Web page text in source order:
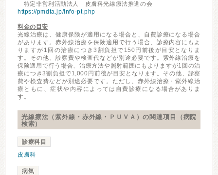
特定非営利活動法人 皮膚科光線療法推進の会
https://pmdta.jp/info-pt.php
料金の目安
光線治療は、健康保険が適用になる場合と、自費診療になる場合
があります。赤外線治療を保険適用で行う場合、診療内容にもよ
りますが1回の治療につき3割負担で150円前後が目安となりま
す。その他、診察費や検査代などが別途必要です。紫外線治療を
保険適用で行う場合、治療方法や照射範囲にもよりますが1回の治
療につき3割負担で1,000円前後が目安となります。その他、診察
費や検査費などが別途必要です。ただし、赤外線治療・紫外線治
療ともに、症状や内容によっては自費診療になる場合がありま
す。
光線療法（紫外線・赤外線・ＰＵＶＡ）の関連項目（病院
検索）
診療科目
皮膚科
病気